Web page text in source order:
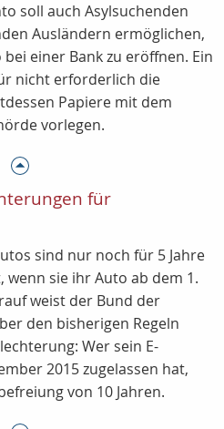
soll auch Asylsuchenden
Ausländern ermöglichen,
einer Bank zu eröffnen. Ein
nicht erforderlich die
Papiere mit dem
vorlegen.
für
sind nur noch für 5 Jahre
wenn sie ihr Auto ab dem 1.
weist der Bund der
den bisherigen Regeln
Wer sein E-
2015 zugelassen hat,
von 10 Jahren.